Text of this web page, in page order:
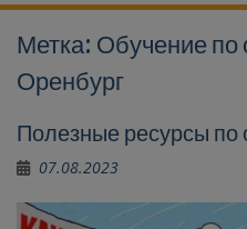
Метка: Обучение по
Оренбург
Полезные ресурсы по
07.08.2023